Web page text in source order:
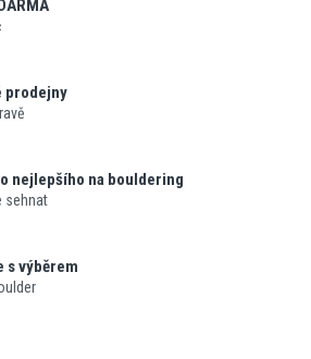
prodejny
nejlepšího na bouldering
sehnat
s výběrem